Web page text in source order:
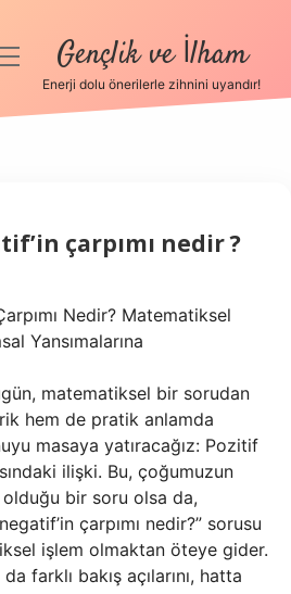
Gençlik ve İlham
Enerji dolu önerilerle zihnini uyandır!
çarpımı nedir ?
Nedir? Matematiksel
Yansımalarına
matematiksel bir sorudan
hem de pratik anlamda
masaya yatıracağız: Pozitif
ilişki. Bu, çoğumuzun
olduğu bir soru olsa da,
çarpımı nedir?” sorusu
işlem olmaktan öteye gider.
farklı bakış açılarını, hatta